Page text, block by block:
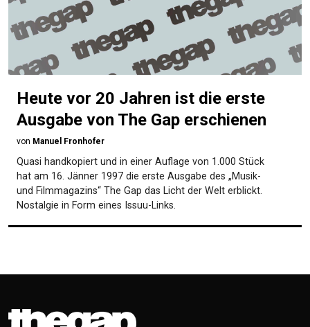
Heute vor 20 Jahren ist die erste
Ausgabe von The Gap erschienen
von Manuel Fronhofer
Quasi handkopiert und in einer Auflage von 1.000 Stück
hat am 16. Jänner 1997 die erste Ausgabe des „Musik-
und Filmmagazins“ The Gap das Licht der Welt erblickt.
Nostalgie in Form eines Issuu-Links.